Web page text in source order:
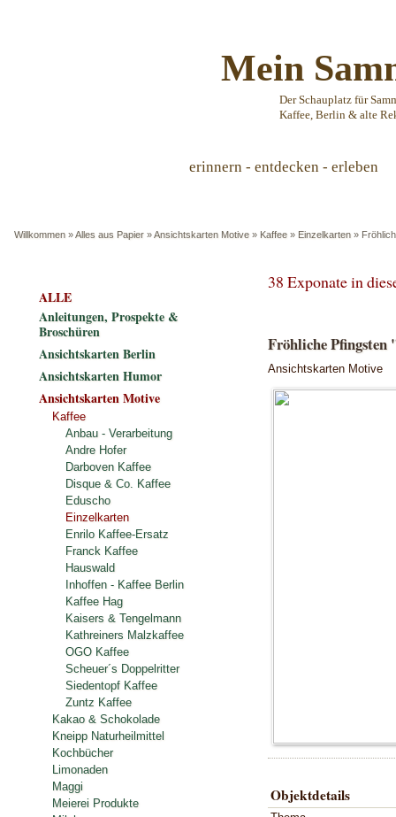
Mein
Der Schauplatz für
Kaffee, Berlin & alte
erinnern - entdecken - erleben
Willkommen »Alles aus Papier »Ansichtskarten Motive » Kaffee » Einzelkarten »
38 Exponate in
Fröhliche Pfingsten
Ansichtskarten Motive
Objektdetails
ALLE
Anleitungen, Prospekte &
Broschüren
Ansichtskarten Berlin
Ansichtskarten Humor
Ansichtskarten Motive
Kaffee
Anbau - Verarbeitung
Andre Hofer
Darboven Kaffee
Disque & Co. Kaffee
Eduscho
Einzelkarten
Enrilo Kaffee-Ersatz
Franck Kaffee
Hauswald
Inhoffen - Kaffee Berlin
Kaffee Hag
Kaisers & Tengelmann
Kathreiners Malzkaffee
OGO Kaffee
Scheuer´s Doppelritter
Siedentopf Kaffee
Zuntz Kaffee
Kakao & Schokolade
Kneipp Naturheilmittel
Kochbücher
Limonaden
Maggi
Meierei Produkte